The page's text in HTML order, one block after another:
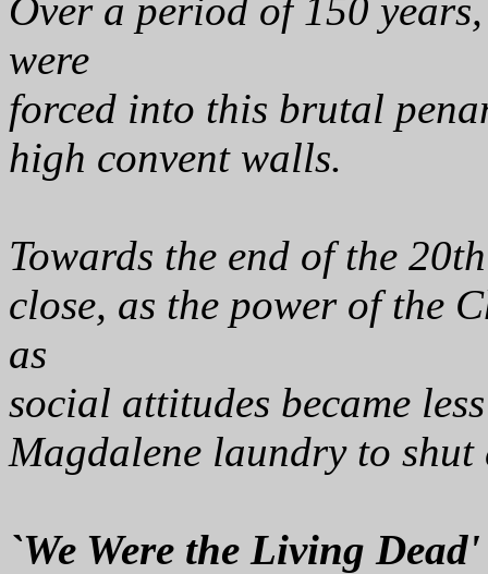
Over a period of 150
were
forced into this brutal
high convent walls.
Towards the end of the
close, as the power of the
as
social attitudes became
Magdalene laundry to
`We Were the Living Dead'